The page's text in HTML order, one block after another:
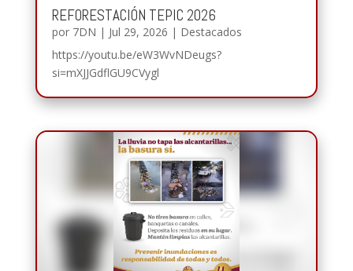
REFORESTACIÓN TEPIC 2026
por 7DN | Jul 29, 2026 | Destacados
https://youtu.be/eW3WvNDeugs?
si=mXJJGdflGU9CVygl